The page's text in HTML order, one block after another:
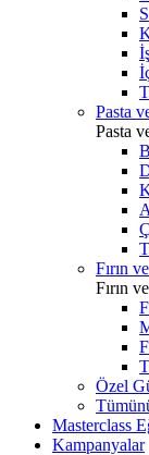
Pasta
Pasta
Fırın
Fırın
Özel
Masterclass
Kampanyalar